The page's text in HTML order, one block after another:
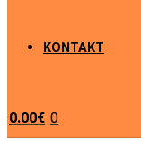
KONTAKT
0.00€ 0